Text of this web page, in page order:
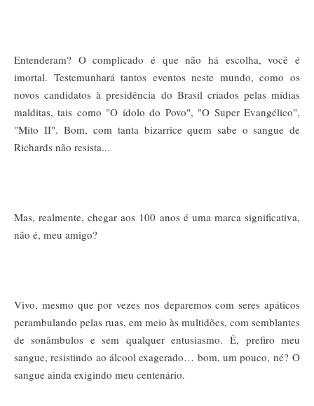
Entenderam? O complicado é que não há escolha, você é
imortal. Testemunhará tantos eventos neste mundo, como os
novos candidatos à presidência do Brasil criados pelas mídias
malditas, tais como "O ídolo do Povo", "O Super Evangélico",
"Mito II".Bom, com tanta bizarrice quem sabe o sangue de
Richards não resista...
Mas, realmente, chegar aos 100 anos é uma marca significativa,
não é, meu amigo?
Vivo, mesmo que por vezes nos deparemos com seres apáticos
perambulando pelas ruas, em meio às multidões, com semblantes
de sonâmbulos e sem qualquer entusiasmo.É, prefiro meu
sangue, resistindo ao álcool exagerado… bom, um pouco, né? O
sangue ainda exigindo meu centenário.